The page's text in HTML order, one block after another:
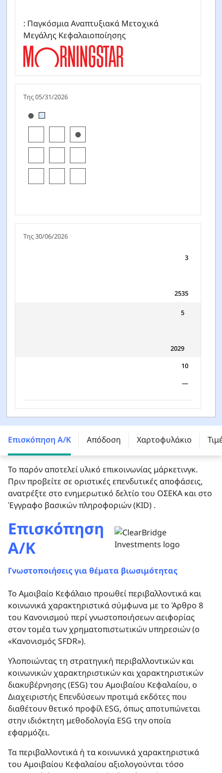
: Παγκόσμια Αναπτυξιακά Μετοχικά
Μεγάλης Κεφαλαιοποίησης
Της 05/31/2026
[products.morningstar-stylebox-title-sr-equity]
Της 30/06/2026
3
2535
5
2029
10
—
FTGF ClearBridge Global Growth Leaders Fund - A
USD ACC - IE00BG1D7R55
Επισκόπηση Α/Κ Απόδοση Χαρτοφυλάκιο
Το παρόν αποτελεί υλικό επικοινωνίας μάρκετινγκ.
Πριν προβείτε σε οριστικές επενδυτικές αποφάσεις,
ανατρέξτε στο ενημερωτικό δελτίο του ΟΣΕΚΑ και στο
Έγγραφο βασικών πληροφοριών (KID) .
Επισκόπηση
Α/Κ
Γνωστοποιήσεις για θέματα βιωσιμότητας
Το Αμοιβαίο Kεφάλαιo προωθεί περιβαλλοντικά και
κοινωνικά χαρακτηριστικά σύμφωνα με το Άρθρο 8
του Κανονισμού περί γνωστοποιήσεων αειφορίας
στον τομέα των χρηματοπιστωτικών υπηρεσιών (ο
«Κανονισμός SFDR»).
Υλοποιώντας τη στρατηγική περιβαλλοντικών και
κοινωνικών χαρακτηριστικών και χαρακτηριστικών
διακυβέρνησης (ESG) του Αμοιβαίου Κεφαλαίου, ο
Διαχειριστής Επενδύσεων προτιμά εκδότες που
διαθέτουν θετικό προφίλ ESG, όπως αποτυπώνεται
στην ιδιόκτητη μεθοδολογία ESG την οποία
εφαρμόζει.
Τα περιβαλλοντικά ή τα κοινωνικά χαρακτηριστικά
του Αμοιβαίου Κεφαλαίου αξιολογούνται τόσο